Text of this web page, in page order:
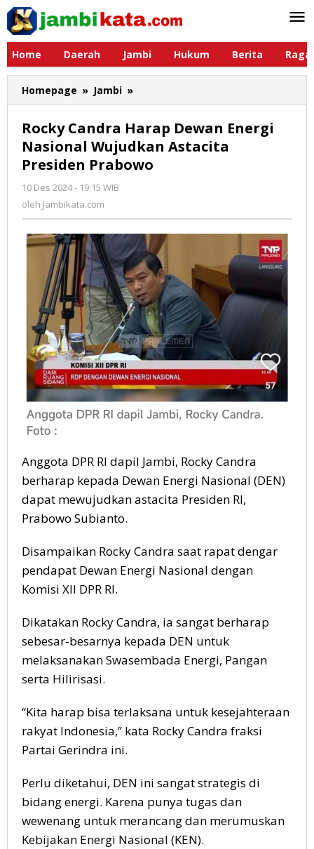
Lewati
konten
Home
Daerah Jambi Hukum Berita
Homepage » Jambi »
Candra
Dewan
Energi
Nasional
Prabowo
Rocky Candra Harap Dewan Energi
Nasional Wujudkan Astacita
Presiden Prabowo
10 Des 2024 - 19:15 WIB
oleh Jambikata.com
Anggota DPR RI dapil Jambi, Rocky Candra
berharap kepada Dewan Energi Nasional (DEN)
dapat mewujudkan astacita Presiden RI,
Prabowo Subianto.
Disampaikan Rocky Candra saat rapat dengar
pendapat Dewan Energi Nasional dengan
Komisi XII DPR RI.
Dikatakan Rocky Candra, ia sangat berharap
sebesar-besarnya kepada DEN untuk
melaksanakan Swasembada Energi, Pangan
serta Hilirisasi.
“Kita harap bisa terlaksana untuk kesejahteraan
rakyat Indonesia,” kata Rocky Candra fraksi
Partai Gerindra ini.
Perlu diketahui, DEN ini sangat strategis di
bidang energi. Karena punya tugas dan
wewenang untuk merancang dan merumuskan
Kebijakan Energi Nasional (KEN).